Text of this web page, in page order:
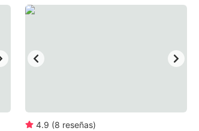
4.9 (8 reseñas)